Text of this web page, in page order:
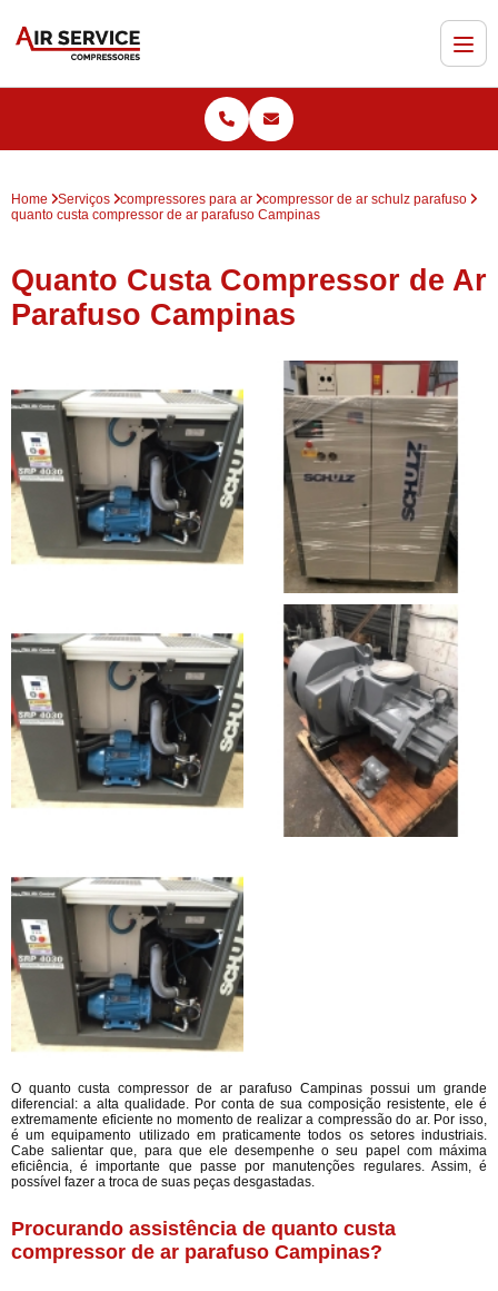
Home Serviços compressores para ar
compressor de ar schulz parafuso
quanto custa compressor de ar parafuso Campinas
Quanto Custa Compressor de Ar
Parafuso Campinas
O quanto custa compressor de ar parafuso Campinas possui um grande
diferencial: a alta qualidade. Por conta de sua composição resistente, ele é
extremamente eficiente no momento de realizar a compressão do ar. Por isso,
é um equipamento utilizado em praticamente todos os setores industriais.
Cabe salientar que, para que ele desempenhe o seu papel com máxima
eficiência, é importante que passe por manutenções regulares. Assim, é
possível fazer a troca de suas peças desgastadas.
Procurando assistência de quanto custa
compressor de ar parafuso Campinas?